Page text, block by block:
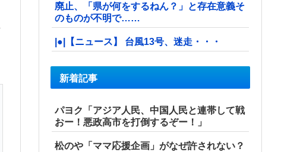
廃止、「県が何をするねん？」と存在意義そ
のものが不明で……
|●|【ニュース】 台風13号、迷走・・・
新着記事
パヨク「アジア人民、中国人民と連帯して戦
おー！悪政高市を打倒するぞー！」
松のや「ママ応援企画」がなぜ許されない？